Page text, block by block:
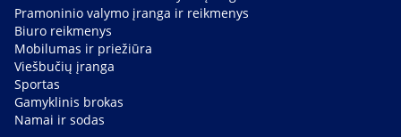
Pramoninio valymo įranga ir reikmenys
Biuro reikmenys
Mobilumas ir priežiūra
Viešbučių įranga
Sportas
Gamyklinis brokas
Namai ir sodas